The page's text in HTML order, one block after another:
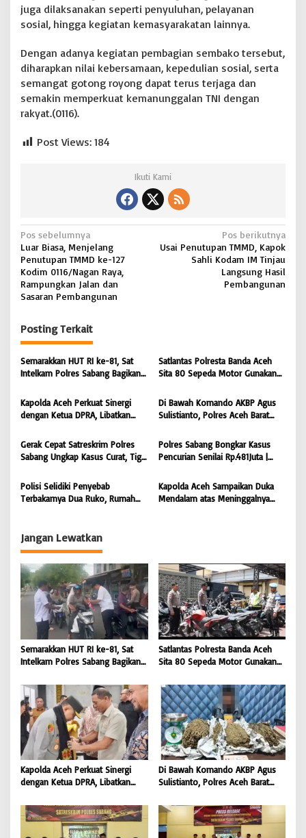
juga dilaksanakan seperti penyuluhan, pelayanan
sosial, hingga kegiatan kemasyarakatan lainnya.
Dengan adanya kegiatan pembagian sembako tersebut,
diharapkan nilai kebersamaan, kepedulian sosial, serta
semangat gotong royong dapat terus terjaga dan
semakin memperkuat kemanunggalan TNI dengan
rakyat.(0116).
Post Views: 184
Ikuti Kami
N
a
v
i
a
s
i
o
Pos sebelumnya
Luar Biasa, Menjelang
Penutupan TMMD ke-127
Kodim 0116/Nagan Raya,
Rampungkan Jalan dan
Sasaran Pembangunan
Pos berikutnya
Usai Penutupan TMMD, Kapok
Sahli Kodam IM Tinjau
Langsung Hasil
Pembangunan
Posting Terkait
Semarakkan HUT RI ke-81, Sat
Intelkam Polres Sabang Bagikan
Masyarakat |
BONGKAR’Perkara.com
Satlantas Polresta Banda Aceh
Sita 80 Sepeda Motor Gunakan
BONGKAR’Perkara.com
Kapolda Aceh Perkuat Sinergi
dengan Ketua DPRA, Libatkan
Kamtibmas dan Dukung
Pembangunan Aceh |
BONGKAR’Perkara.com
Di Bawah Komando AKBP Agus
Sulistianto, Polres Aceh Barat
Kilogram Ganja Avatar photo |
BONGKAR ‘Perkara.com
Gerak Cepat Satreskrim Polres
Sabang Ungkap Kasus Curat, Tiga
‘Perkara.com
Polres Sabang Bongkar Kasus
Pencurian Senilai Rp.481Juta |
Polisi Selidiki Penyebab
Terbakarnya Dua Ruko, Rumah
BONGKAR’Perkara.com
Kapolda Aceh Sampaikan Duka
Mendalam atas Meninggalnya
Jangan Lewatkan
Semarakkan HUT RI ke-81, Sat
Intelkam Polres Sabang Bagikan
Masyarakat |
BONGKAR’Perkara.com
Satlantas Polresta Banda Aceh
Sita 80 Sepeda Motor Gunakan
BONGKAR’Perkara.com
Kapolda Aceh Perkuat Sinergi
dengan Ketua DPRA, Libatkan
Kamtibmas dan Dukung
Pembangunan Aceh |
BONGKAR’Perkara.com
Di Bawah Komando AKBP Agus
Sulistianto, Polres Aceh Barat
Kilogram Ganja Avatar photo |
BONGKAR ‘Perkara.com